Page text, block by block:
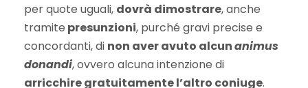
per quote uguali, dovrà dimostrare, anche
tramite presunzioni, purché gravi precise e
concordanti, di non aver avuto alcunanimus
donandi, ovvero alcuna intenzione di
arricchire gratuitamente l’altro coniuge.